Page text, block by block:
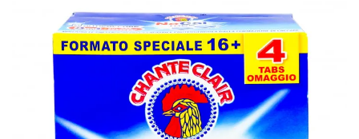
Perle Parfumate
Servetele parfumate rufe
Capsule si Tablete pentru Masina
de Spalat Vase
Detergent Rufe
Detergent Capsule